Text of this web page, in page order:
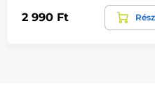
2 990 Ft